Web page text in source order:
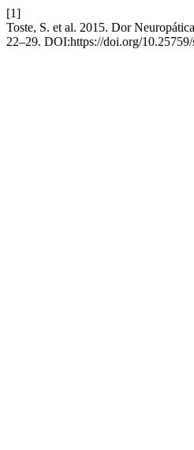
[1]
Toste, S. et al. 2015. Dor
22–29. DOI:https://doi.org/